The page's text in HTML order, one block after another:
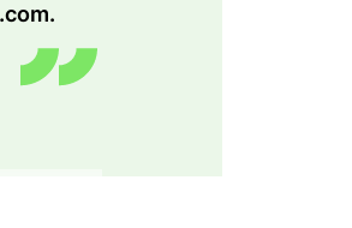
units.